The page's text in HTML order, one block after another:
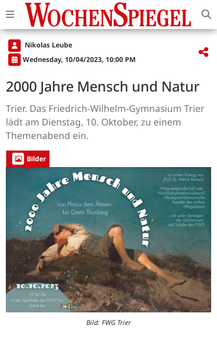
Nikolas Leube
Wednesday, 10/04/2023, 10:00 PM
2000 Jahre Mensch und Natur
Trier. Das Friedrich-Wilhelm-Gymnasium Trier
lädt am Dienstag, 10. Oktober, zu einem
Themenabend ein.
Bilder
Bild: FWG Trier